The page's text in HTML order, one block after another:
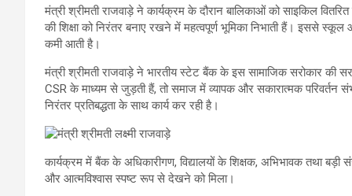
मंत्री श्रीमती राजवाड़े ने कार्यक्रम के दौरान बालिकाओं को साइकिल
की शिक्षा को निरंतर बनाए रखने में महत्वपूर्ण भूमिका निभाती हैं। इससे
कमी आती है।
मंत्री श्रीमती राजवाड़े ने भारतीय स्टेट बैंक के इस सामाजिक सरोकार
CSR के माध्यम से जुड़ती हैं, तो समाज में व्यापक और सकारात्मक परिवर्तन
निरंतर प्रतिबद्धता के साथ कार्य कर रही है।
कार्यक्रम में बैंक के अधिकारीगण, विद्यालयों के शिक्षक, अभिभावक तथा
और आत्मविश्वास स्पष्ट रूप से देखने को मिला।